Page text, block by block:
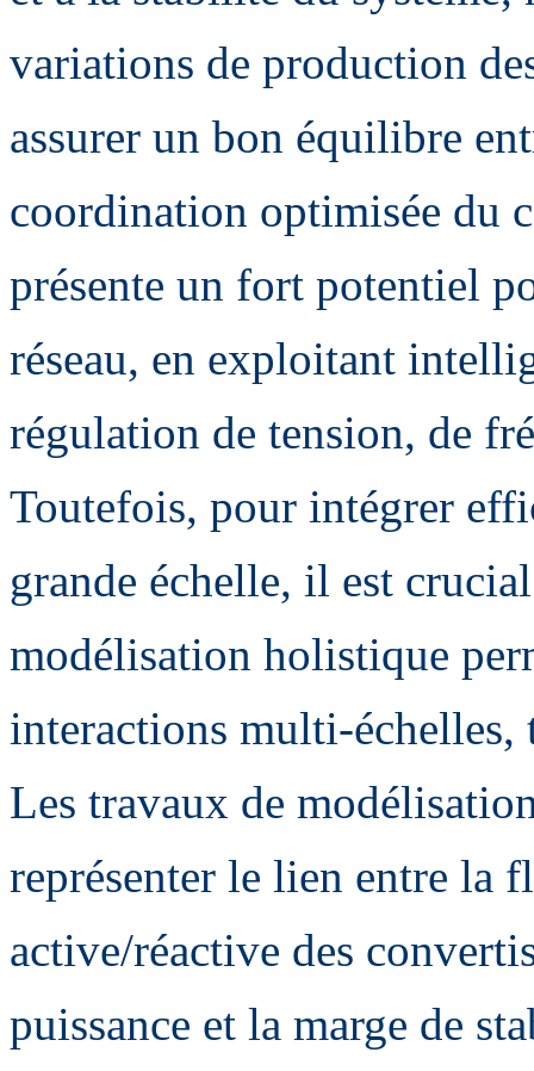
variations de production
assurer un bon équilibre
coordination optimisée du
présente un fort potentiel
réseau, en exploitant
régulation de tension, de
Toutefois, pour intégrer
grande échelle, il est
modélisation holistique
interactions multi-échelles,
Les travaux de
représenter le lien entre la
active/réactive des
puissance et la marge de